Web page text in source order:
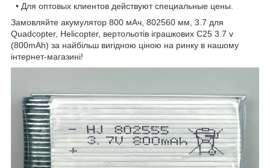
• Для оптовых клиентов действуют специальные цены.
Замовляйте акумулятор 800 мАч, 802560 мм, 3.7 для
Quadcopter, Helicopter, вертольотів іграшкових C25 3.7 v
(800mAh) за найбільш вигідною ціною на ринку в нашому
інтернет-магазині!